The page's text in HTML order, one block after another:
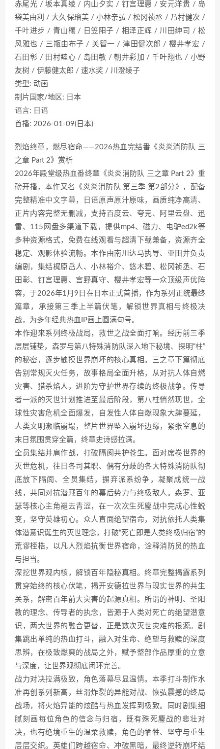
赤尾光 / 坂本真绫 / 内山夕实 / 钉宫理惠 / 安元洋贵 / 岛
袋美由利 / 大久保瑠美 / 小林亲弘 / 松冈祯丞 / 乃村健次 /
千叶进步 / 青山穰 / 日笠阳子 / 相泽正辉 / 川田绅司 / 松
风雅也 / 三瓶由布子 / 关智一 / 津田健次郎 / 樱井孝宏 /
石田彰 / 田村睦心 / 岛田敏 / 朝井彩加 / 千叶翔也 / 小野
友树 / 伊藤健太郎 / 速水奖 / 川澄绫子
类型: 动画
制片国家/地区: 日本
语言: 日语
首播: 2026-01-09(日本)
烈焰终章，燃尽宿命——2026热血完结番《炎炎消防队 三
之章 Part 2》赏析
2026年殿堂级热血番终章《炎炎消防队 三之章 Part 2》重
磅开播，本作又名《炎炎消防队 第三季 第2部分》，配备
完整精准中文字幕，日语原声原汁原味，画质纯净高清、
正片内容完整无删减，支持百度云、夸克、阿里云盘、迅
雷、115网盘多渠道下载，提供mp4、磁力、电驴ed2k等
多种资源格式，免费在线观看与超清下载兼备，资源齐全
稳定、观影体验流畅。本作由南川达马执导、亚田井负责
编剧，集结梶原岳人、小林裕介、悠木碧、松冈祯丞、石
田彰、钉宫理惠、宫野真守、樱井孝宏等一众顶级声优阵
容，于2026年1月9日在日本正式首播，作为系列正统最终
篇章，承接第三季上半篇伏笔，解锁世界真相与终极决
战，为多年经典热血IP画上圆满句号。
本作迎来系列终极战局，救世之战全面打响。经历前三季
层层铺垫，森罗与第八特殊消防队深入地下秘境、探明“柱”
的秘密，逐步触摸世界崩坏的核心真相。三之章下篇彻底
告别常规灭火任务，故事格局全面升格，从对抗人体自燃
灾害、猎杀焰人，进阶为守护世界存续的终极战争。传导
者一派的灭世计划推进至最后阶段，第八柱悄然现世，全
球性灾害危机全面爆发，自发性人体自燃现象大肆蔓延，
人类文明濒临崩塌，整片世界坠入崩坏边缘，紧张窒息的
末日氛围贯穿全篇，终章史诗感拉满。
全员集结并肩作战，打破隔阂共护苍生。面对席卷世界的
灭世危机，往日各司其职、偶有分歧的各大特殊消防队彻
底放下隔阂、全员集结，摒弃派系纷争，凝聚成统一战
线，共同对抗潜藏百年的幕后势力与终极敌人。森罗、亚
瑟等核心主角褪去青涩，在一次次生死鏖战中完成心性蜕
变，坚守英雄初心。众人直面绝望宿命，对抗依托人类集
体潜意识诞生的灭世理念，打破“死亡即是人类终极归宿”的
荒谬桎梏，以凡人烈焰抗衡世界宿命，诠释消防员的热血
与担当。
深挖世界观内核，解锁百年隐秘真相。终章完整揭露系列
贯穿始终的核心伏笔，揭开安德拉世界与现实世界的共生
关系，解密百年前大灾害的起源真相。所谓的神明、圣阳
教的理念、传导者的执念，皆源于人类对死亡的绝望潜意
识，两大世界的融合更替，正是数次灭世灾难的根源。剧
集跳出单纯的热血打斗，融入对生命、绝望与救赎的深度
思辨，在极致燃爽的战局之外，赋予整部作品厚重的立意
与深度，让世界观彻底闭环完善。
战力对决拉满极致，角色落幕尽显温情。本季打斗制作水
准再创系列新高，丝滑炸裂的异能对战、恢弘震撼的终局
战场，将火焰异能的炫酷与热血发挥到极致。同时剧集细
腻刻画每位角色的信念与归宿，既有殊死鏖战的悲壮对
决，也有绝境重生的温柔救赎，角色的牺牲、坚守与重生
层层交织。英雄们跨越宿命、冲破黑暗，最终逆转崩坏结